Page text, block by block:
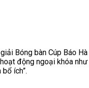
Bóng bàn Cúp Báo
động ngoại khóa
ích”.